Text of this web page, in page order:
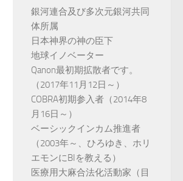
銀河連合及び多次元銀河共同
体所属
日本神界の神の臣下
地球イノベーター
Qanon最初期拡散者です。
（2017年11月12日～）
COBRA初期参入者（2014年8
月16日～）
ベーシックインカム推進者
（2003年～、ひろゆき、ホリ
エモンにBIを教える）
医療用大麻合法化活動家（目